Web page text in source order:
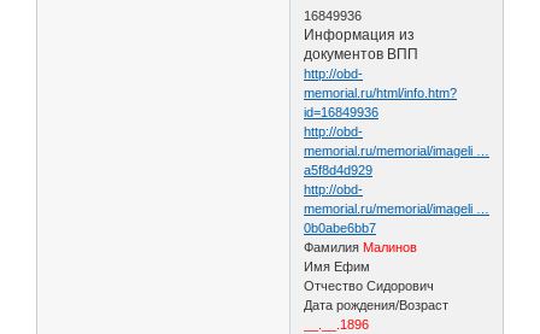
16849936
Информация из
документов ВПП
http://obd-
memorial.ru/html/info.htm?
id=16849936
http://obd-
memorial.ru/memorial/imageli …
a5f8d4d929
http://obd-
memorial.ru/memorial/imageli …
0b0abe6bb7
Фамилия Малинов
Имя Ефим
Отчество Сидорович
Дата рождения/Возраст
__.__.1896